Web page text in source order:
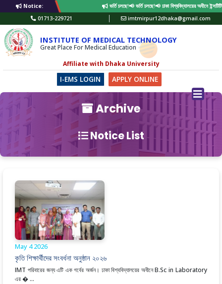
Notice:
ভর্তি চলছে!📢 ভর্তি চলছে!📢 ঢাকা বিশ্ববিদ্যালয়ের অধীনে
01713-229721
imtmirpur12dhaka@gmail.com
INSTITUTE OF MEDICAL TECHNOLOGY
Great Place For Medical Education
Affiliate with Dhaka University
I-EMS LOGIN APPLY ONLINE
Archive
Notice List
May 4 2026
কৃতি শিক্ষার্থীদের সংবর্ধনা অনুষ্ঠান ২০২৬
IMT পরিবারের জন্য এটি এক গর্বের অর্জন। ঢাকা বিশ্ববিদ্যালয়ের অধীনে B.Sc in Laboratory
এর � ...